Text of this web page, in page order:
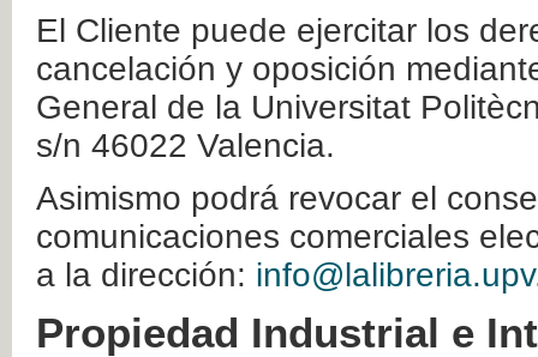
El Cliente puede ejercitar los
cancelación y oposición
General de la Universitat
s/n 46022 Valencia.
Asimismo podrá revocar el
comunicaciones comerciales
a la dirección:
Propiedad Industrial e